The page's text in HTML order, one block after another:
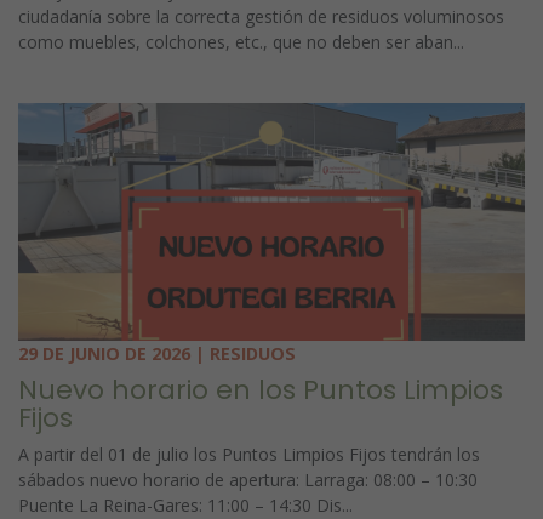
ciudadanía sobre la correcta gestión de residuos voluminosos
como muebles, colchones, etc., que no deben ser aban...
29 DE JUNIO DE 2026 | RESIDUOS
Nuevo horario en los Puntos Limpios
Fijos
A partir del 01 de julio los Puntos Limpios Fijos tendrán los
sábados nuevo horario de apertura: Larraga: 08:00 – 10:30
Puente La Reina-Gares: 11:00 – 14:30 Dis...